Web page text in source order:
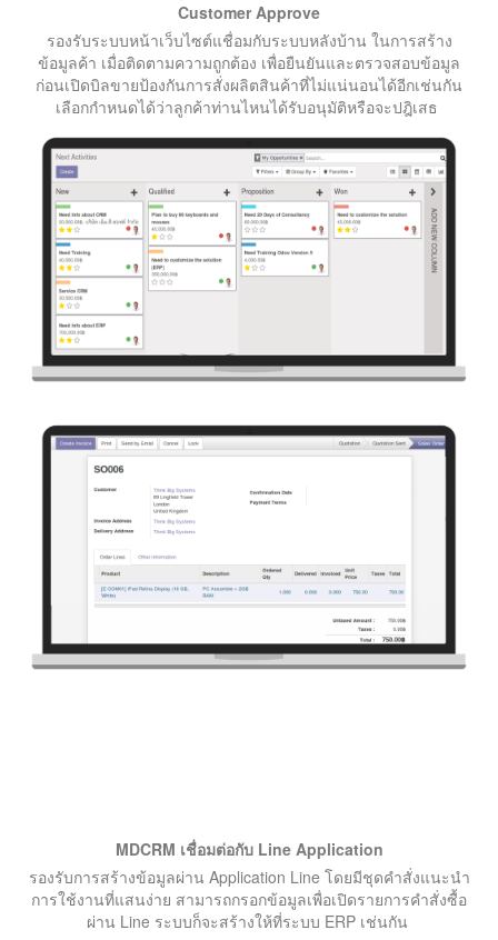
Customer Approve
รองรับระบบหน้าเว็บไซต์แชื่อมกับระบบหลังบ้าน ในการสร้าง
ข้อมูลค้า เมื่อติดตามความถูกต้อง เพื่อยืนยันและตรวจสอบข้อมูล
ก่อนเปิดบิลขายป้องกันการสั่งผลิตสินค้าที่ไม่แน่นอนได้อีกเช่นกัน
เลือกกำหนดได้ว่าลูกค้าท่านไหนได้รับอนุมัติหรือจะปฎิเสธ
MDCRM เชื่อมต่อกับ Line Application
รองรับการสร้างข้อมูลผ่าน Application Line โดยมีชุดคำสั่งแนะนำ
การใช้งานที่แสนง่าย สามารถกรอกข้อมูลเพื่อเปิดรายการคำสั่งซื้อ
ผ่าน Line ระบบก็จะสร้างให้ที่ระบบ ERP เช่นกัน